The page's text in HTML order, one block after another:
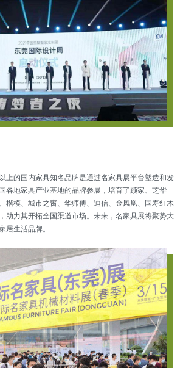
上的国内家具知名品牌是通过名家具展平台塑造和发
各地家具产业基地的品牌参展，培育了顾家、芝华
楷模、城市之窗、华师傅、迪信、金凤凰、国寿红木
助力其开拓全国渠道市场。未来，名家具展将聚势大
居生活品牌。